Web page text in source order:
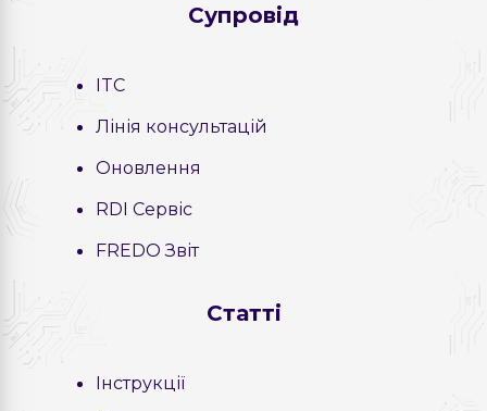
Cупровід
ITC
Лінія консультацій
Оновлення
RDI Сервіс
FREDO Звіт
Статті
Інструкції